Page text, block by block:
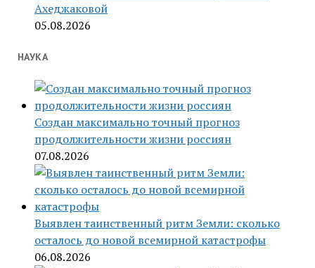
Ахеджаковой
05.08.2026
НАУКА
Создан максимально точный прогноз
продолжительности жизни россиян
07.08.2026
Выявлен таинственный ритм Земли: сколько
осталось до новой всемирной катастрофы
06.08.2026